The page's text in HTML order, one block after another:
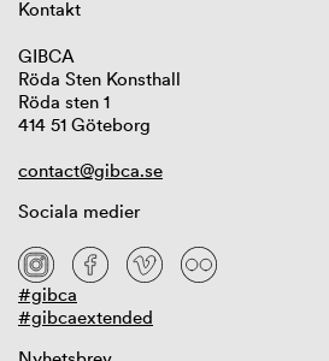
Kontakt
GIBCA
Röda Sten Konsthall
Röda sten 1
414 51 Göteborg
contact@gibca.se
Sociala medier
#gibca
#gibcaextended